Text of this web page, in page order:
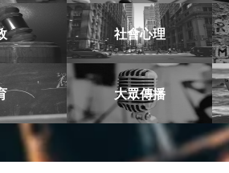
社會心理
大眾傳播